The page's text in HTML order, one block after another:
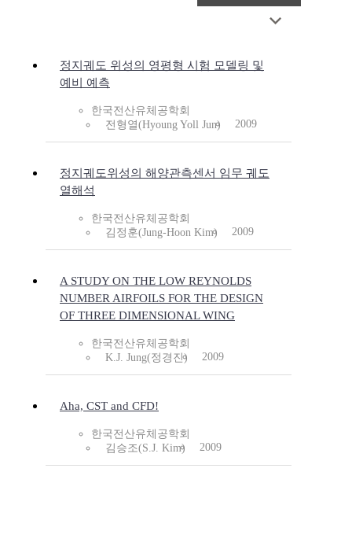
정지궤도 위성의 영평형 시험 모델링 및
예비 예측
한국전산유체공학회
전형열(Hyoung Yoll Jun)
2009
정지궤도위성의 해양관측센서 임무 궤도
열해석
한국전산유체공학회
김정훈(Jung-Hoon Kim)
2009
A STUDY ON THE LOW REYNOLDS
NUMBER AIRFOILS FOR THE DESIGN
OF THREE DIMENSIONAL WING
한국전산유체공학회
K.J. Jung(정경진)
2009
Aha, CST and CFD!
한국전산유체공학회
김승조(S.J. Kim)
2009